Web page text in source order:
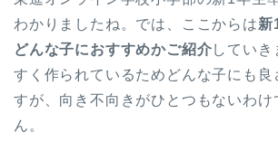
わかりましたね。では、ここからは新
どんな子におすすめかご紹介していき
すく作られているためどんな子にも良
すが、向き不向きがひとつもないわけ
ん。